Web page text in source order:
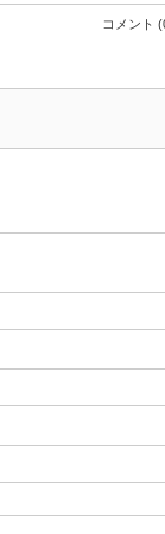
コメント